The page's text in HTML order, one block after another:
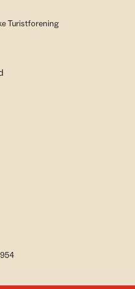
Turistforening